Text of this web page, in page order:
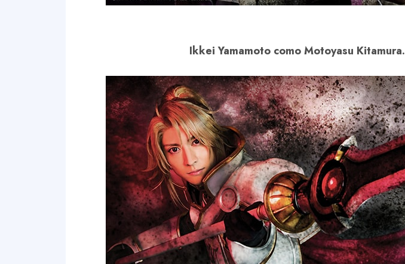
Ikkei Yamamoto como Motoyasu Kitamura.